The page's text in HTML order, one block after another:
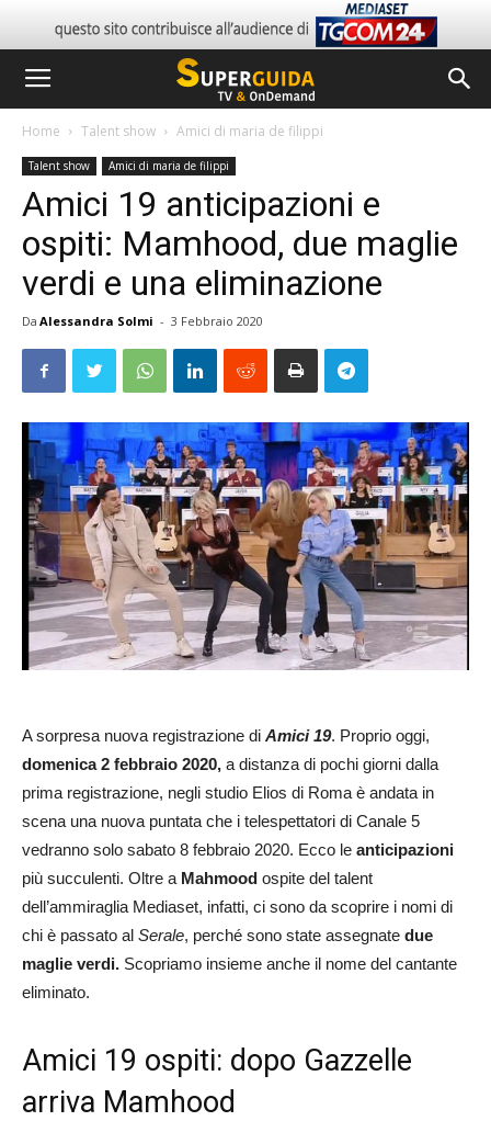
Home Talent show Amici di maria de filippi
Talent show Amici di maria de filippi
Amici 19 anticipazioni e
ospiti: Mamhood, due maglie
verdi e una eliminazione
Da Alessandra Solmi - 3 Febbraio 2020
A sorpresa nuova registrazione di Amici 19. Proprio oggi,
domenica 2 febbraio 2020, a distanza di pochi giorni dalla
prima registrazione, negli studio Elios di Roma è andata in
scena una nuova puntata che i telespettatori di Canale 5
vedranno solo sabato 8 febbraio 2020. Ecco le anticipazioni
più succulenti. Oltre a Mahmood ospite del talent
dell’ammiraglia Mediaset, infatti, ci sono da scoprire i nomi di
chi è passato al Serale, perché sono state assegnate due
maglie verdi. Scopriamo insieme anche il nome del cantante
eliminato.
Amici 19 ospiti: dopo Gazzelle
arriva Mamhood